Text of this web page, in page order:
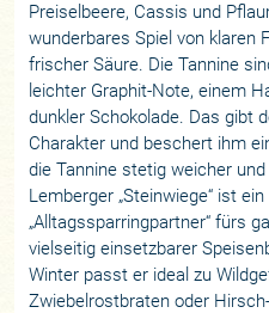
Preiselbeere, Cassis und
wunderbares Spiel von klaren
frischer Säure. Die Tannine
leichter Graphit-Note, einem
dunkler Schokolade. Das gibt
Charakter und beschert ihm
die Tannine stetig weicher
Lemberger „Steinwiege“ ist
„Alltagssparringpartner“ fürs
vielseitig einsetzbarer
Winter passt er ideal zu
Zwiebelrostbraten oder